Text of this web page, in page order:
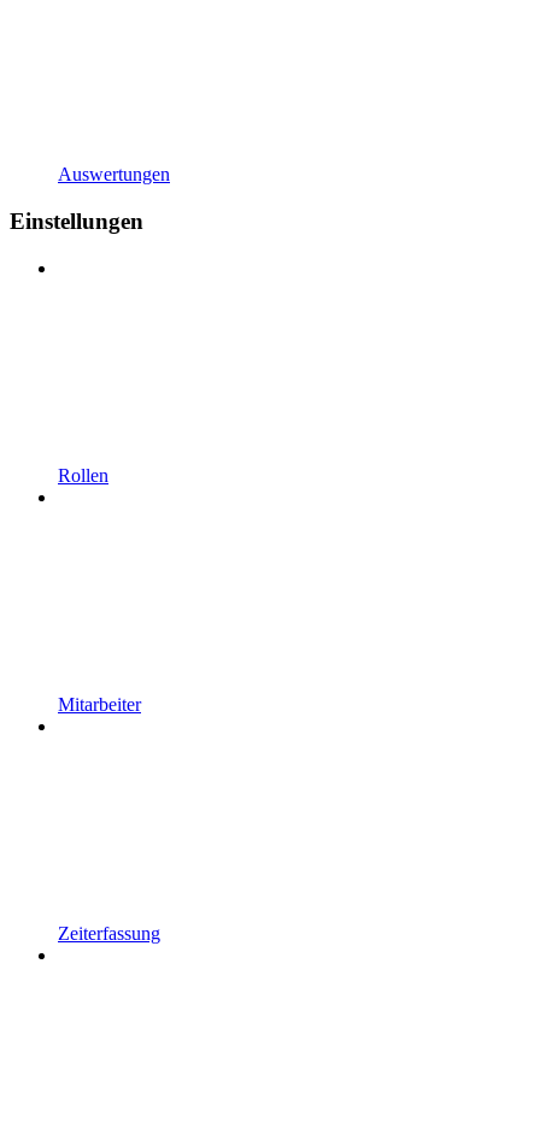
Auswertungen
Einstellungen
Rollen
Mitarbeiter
Zeiterfassung